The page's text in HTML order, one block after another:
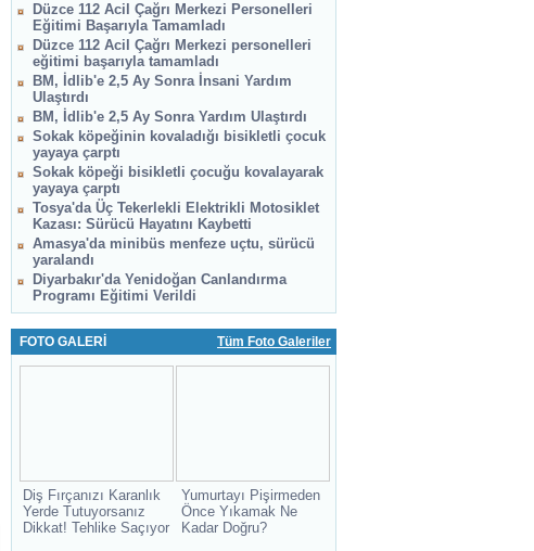
Düzce 112 Acil Çağrı Merkezi Personelleri
Eğitimi Başarıyla Tamamladı
Düzce 112 Acil Çağrı Merkezi personelleri
eğitimi başarıyla tamamladı
BM, İdlib'e 2,5 Ay Sonra İnsani Yardım
Ulaştırdı
BM, İdlib'e 2,5 Ay Sonra Yardım Ulaştırdı
Sokak köpeğinin kovaladığı bisikletli çocuk
yayaya çarptı
Sokak köpeği bisikletli çocuğu kovalayarak
yayaya çarptı
Tosya'da Üç Tekerlekli Elektrikli Motosiklet
Kazası: Sürücü Hayatını Kaybetti
Amasya'da minibüs menfeze uçtu, sürücü
yaralandı
Diyarbakır'da Yenidoğan Canlandırma
Programı Eğitimi Verildi
FOTO GALERİ Tüm Foto Galeriler
Diş Fırçanızı Karanlık
Yerde Tutuyorsanız
Dikkat! Tehlike Saçıyor
Yumurtayı Pişirmeden
Önce Yıkamak Ne
Kadar Doğru?